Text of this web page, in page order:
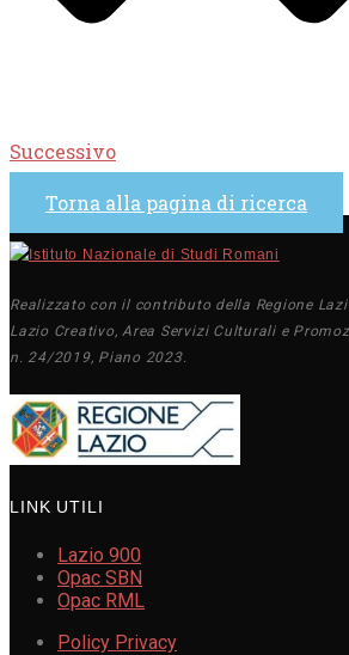
Successivo
Torna alla pagina di ricerca
Realizzato con il contributo della Regione
Lazio Creativo, Area Servizi Culturali e
n. 24/2019, Piano 2023.
LINK UTILI
Lazio 900
Opac SBN
Opac RML
Policy Privacy